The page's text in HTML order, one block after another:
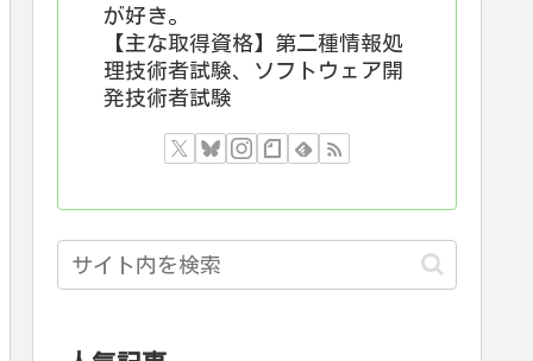
が好き。
【主な取得資格】第二種情報処
理技術者試験、ソフトウェア開
発技術者試験